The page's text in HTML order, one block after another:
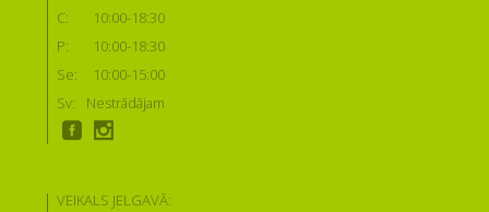
C:
10:00-18:30
P:
10:00-18:30
Se:
10:00-15:00
Sv:
Nestrādājam
VEIKALS JELGAVĀ: